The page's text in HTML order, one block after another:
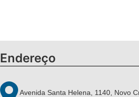
Endereço
Avenida Santa Helena, 1140, Novo